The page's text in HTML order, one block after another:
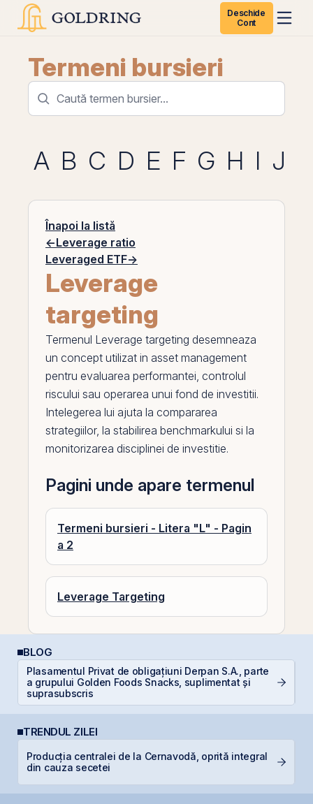
Deschide
Cont
Termeni bursieri
A B C D E F G H I J
Înapoi la listă
←Leverage ratio
Leveraged ETF→
Leverage
targeting
Termenul Leverage targeting desemneaza
un concept utilizat in asset management
pentru evaluarea performantei, controlul
riscului sau operarea unui fond de investitii.
Intelegerea lui ajuta la compararea
strategiilor, la stabilirea benchmarkului si la
monitorizarea disciplinei de investitie.
Pagini unde apare termenul
Termeni bursieri - Litera "L" - Pagin
a 2
Leverage Targeting
BLOG
Plasamentul Privat de obligațiuni Derpan S.A., parte
a grupului Golden Foods Snacks, suplimentat și
suprasubscris
TRENDUL ZILEI
Producția centralei de la Cernavodă, oprită integral
din cauza secetei